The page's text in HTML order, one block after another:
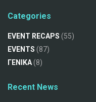
Categories
EVENT RECAPS (55)
EVENTS (87)
ΓΕΝΙΚΑ(8)
Recent News